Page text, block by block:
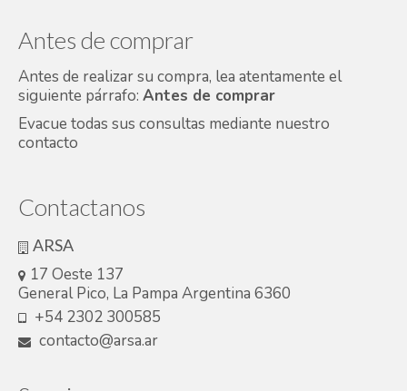
Antes de comprar
Antes de realizar su compra, lea atentamente el
siguiente párrafo: Antes de comprar
Evacue todas sus consultas mediante nuestro
contacto
Contactanos
ARSA
17 Oeste 137
General Pico, La Pampa Argentina 6360
+54 2302 300585
contacto@arsa.ar